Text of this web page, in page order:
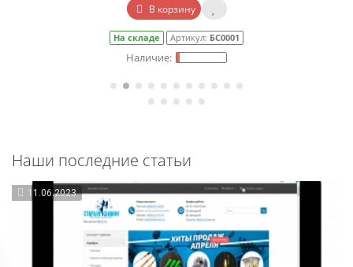
В корзину
На складе Артикул: БС0001
Наши последние статьи
11.06.2023